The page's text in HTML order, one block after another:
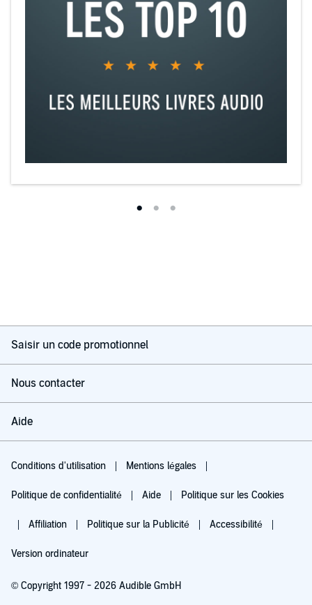
Saisir un code promotionnel
Nous contacter
Aide
Conditions d'utilisation Mentions légales
Politique de confidentialité Aide Politique sur les Cookies
Affiliation Politique sur la Publicité Accessibilité
Version ordinateur
© Copyright 1997 - 2026 Audible GmbH